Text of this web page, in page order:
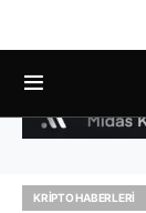
KRIPTO HABERLERI